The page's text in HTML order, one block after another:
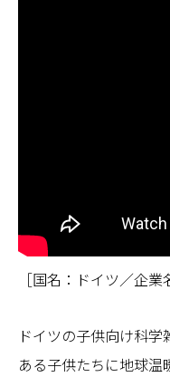
［国名：ドイツ／企業
ドイツの子供向け科
ある子供たちに地球温